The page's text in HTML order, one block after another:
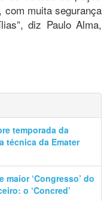
muita segurança
diz Paulo Alma,
temporada da
técnica da Emater
maior ‘Congresso’ do
o ‘Concred’